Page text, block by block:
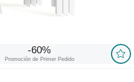
-60%
Promoción de Primer Pedido